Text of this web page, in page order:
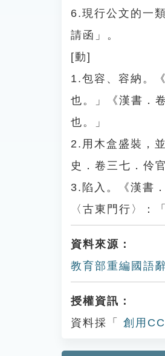
6.現行公文的一
請函」。
[動]
1.包容、容納。
也。」《漢書．
也。」
2.用木盒盛裝，
史．卷三七．伶
3.陷入。《漢書
〈古東門行〉：
資料來源：
教育部重編國語
授權資訊：
資料採「
創用